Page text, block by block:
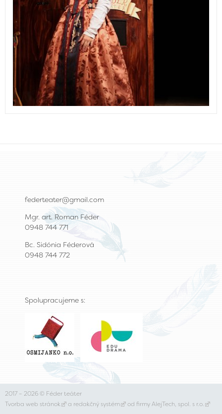
federteater@gmail.com
Mgr. art. Roman Féder
0948 744 771
Bc. Sidónia Féderová
0948 744 772
Spolupracujeme s:
2017 – 2026 © Féder teáter
Tvorba web stránok
a redakčný systém od firmyAlejTech, spol. s r.o.